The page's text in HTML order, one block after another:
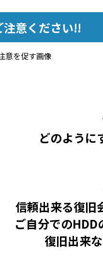
意ください!!
どのように
信頼出来る復旧
ご自分での
復旧出来